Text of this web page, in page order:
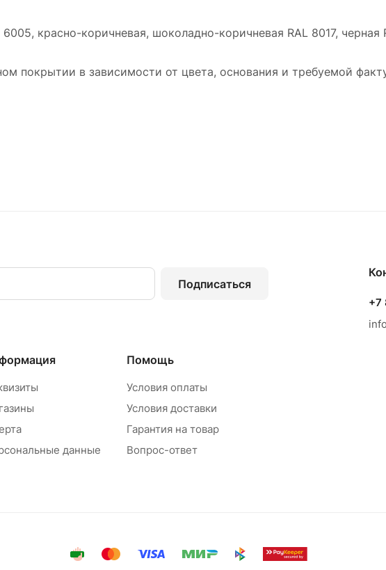
6005, красно-коричневая, шоколадно-коричневая RAL 8017, черная
покрытии в зависимости от цвета, основания и требуемой
Подписаться
данные
Помощь
Условия оплаты
Условия доставки
Гарантия на товар
Вопрос-ответ
+7